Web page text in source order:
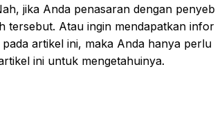
jika Anda penasaran dengan
tersebut. Atau ingin mendapatkan
artikel ini, maka Anda hanya
ini untuk mengetahuinya.